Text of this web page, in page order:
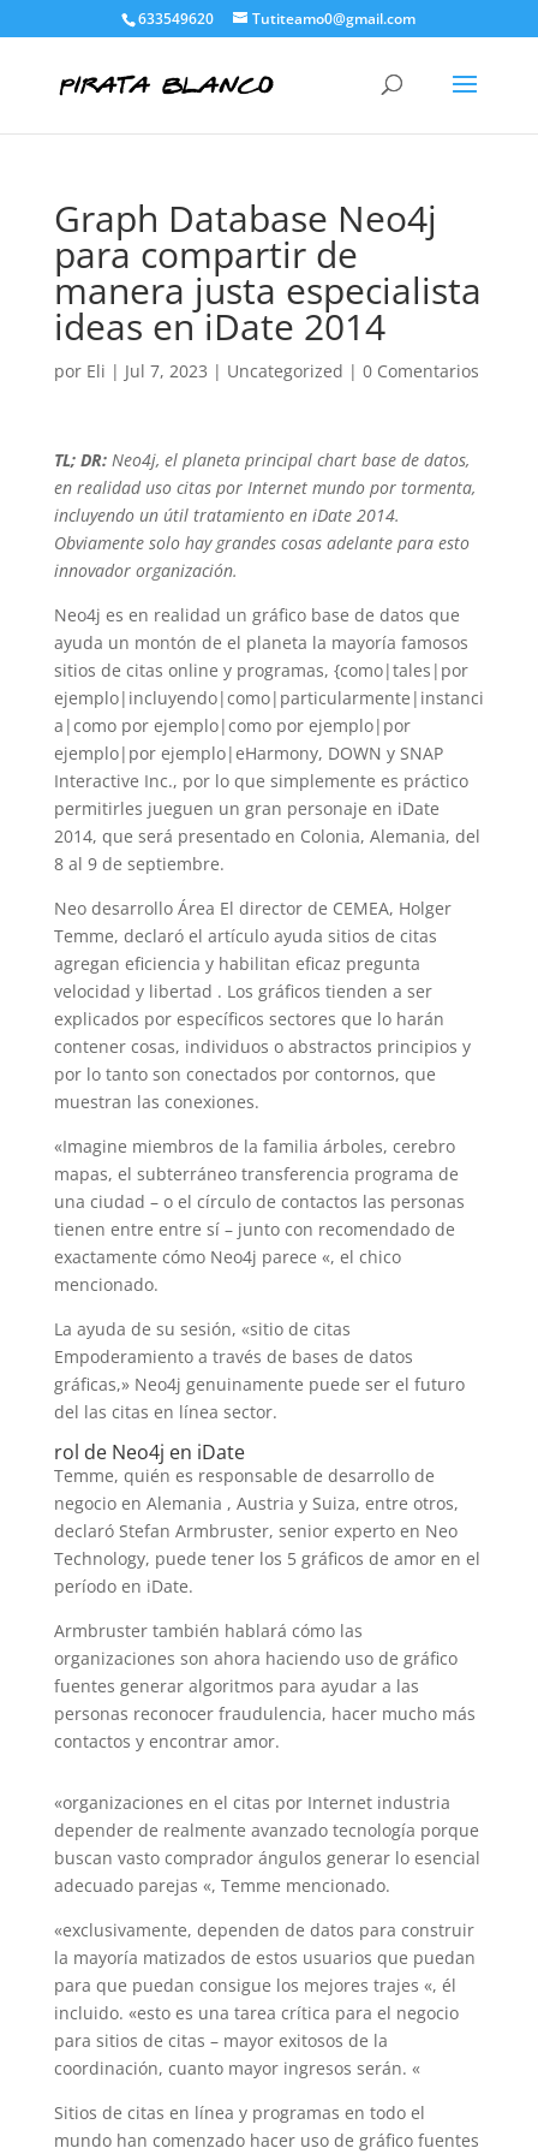
633549620 Tutiteamo0@gmail.com
Graph Database Neo4j
para compartir de
manera justa especialista
ideas en iDate 2014
por Eli | Jul 7, 2023 | Uncategorized | 0 Comentarios
TL; DR: Neo4j, el planeta principal chart base de datos,
en realidad uso citas por Internet mundo por tormenta,
incluyendo un útil tratamiento en iDate 2014.
Obviamente solo hay grandes cosas adelante para esto
innovador organización.
Neo4j es en realidad un gráfico base de datos que
ayuda un montón de el planeta la mayoría famosos
sitios de citas online y programas, {como|tales|por
ejemplo|incluyendo|como|particularmente|instanci
a|como por ejemplo|como por ejemplo|por
ejemplo|por ejemplo|eHarmony, DOWN y SNAP
Interactive Inc., por lo que simplemente es práctico
permitirles jueguen un gran personaje en iDate
2014, que será presentado en Colonia, Alemania, del
8 al 9 de septiembre.
Neo desarrollo Área El director de CEMEA, Holger
Temme, declaró el artículo ayuda sitios de citas
agregan eficiencia y habilitan eficaz pregunta
velocidad y libertad . Los gráficos tienden a ser
explicados por específicos sectores que lo harán
contener cosas, individuos o abstractos principios y
por lo tanto son conectados por contornos, que
muestran las conexiones.
«Imagine miembros de la familia árboles, cerebro
mapas, el subterráneo transferencia programa de
una ciudad – o el círculo de contactos las personas
tienen entre entre sí – junto con recomendado de
exactamente cómo Neo4j parece «, el chico
mencionado.
La ayuda de su sesión, «sitio de citas
Empoderamiento a través de bases de datos
gráficas,» Neo4j genuinamente puede ser el futuro
del las citas en línea sector.
rol de Neo4j en iDate
Temme, quién es responsable de desarrollo de
negocio en Alemania , Austria y Suiza, entre otros,
declaró Stefan Armbruster, senior experto en Neo
Technology, puede tener los 5 gráficos de amor en el
período en iDate.
Armbruster también hablará cómo las
organizaciones son ahora haciendo uso de gráfico
fuentes generar algoritmos para ayudar a las
personas reconocer fraudulencia, hacer mucho más
contactos y encontrar amor.
«organizaciones en el citas por Internet industria
depender de realmente avanzado tecnología porque
buscan vasto comprador ángulos generar lo esencial
adecuado parejas «, Temme mencionado.
«exclusivamente, dependen de datos para construir
la mayoría matizados de estos usuarios que puedan
para que puedan consigue los mejores trajes «, él
incluido. «esto es una tarea crítica para el negocio
para sitios de citas – mayor exitosos de la
coordinación, cuanto mayor ingresos serán. «
Sitios de citas en línea y programas en todo el
mundo han comenzado hacer uso de gráfico fuentes